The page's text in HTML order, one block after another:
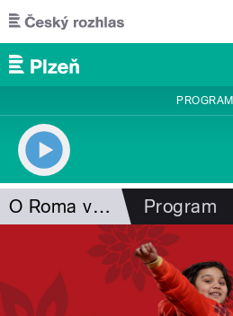
Přejít k hlavnímu obsahu
PROGRAM
O Roma vakeren Program